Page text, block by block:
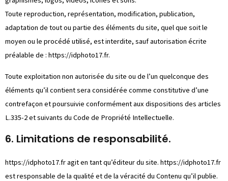
Toute reproduction, représentation, modification, publication,
adaptation de tout ou partie des éléments du site, quel que soit le
moyen ou le procédé utilisé, est interdite, sauf autorisation écrite
préalable de : https://idphoto17.fr.
Toute exploitation non autorisée du site ou de l’un quelconque des
éléments qu’il contient sera considérée comme constitutive d’une
contrefaçon et poursuivie conformément aux dispositions des articles
L.335-2 et suivants du Code de Propriété Intellectuelle.
6. Limitations de responsabilité.
https://idphoto17.fragit en tant qu’éditeur du site. https://idphoto17.fr
est responsable de la qualité et de la véracité du Contenu qu’il publie.